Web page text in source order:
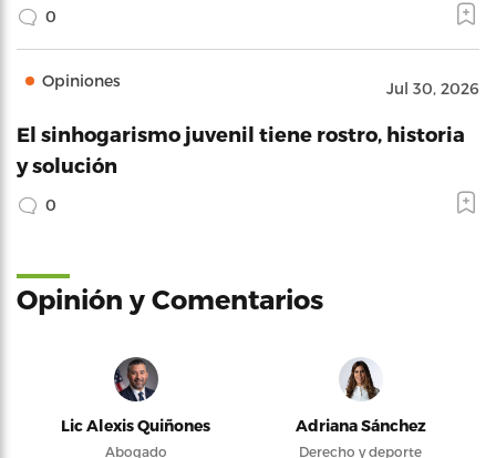
0
Opiniones Jul 30, 2026
El sinhogarismo juvenil tiene rostro, historia
y solución
0
Opinión y Comentarios
Lic Alexis Quiñones
Abogado
Adriana Sánchez
Derecho y deporte